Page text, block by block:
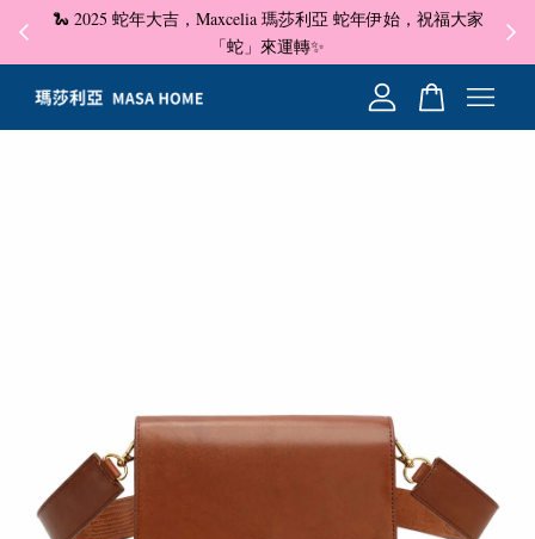
🐍 2025 蛇年大吉，Maxcelia 瑪莎利亞 蛇年伊始，祝福大家
「蛇」來運轉✨
✦
您的購物車目前還是空的。